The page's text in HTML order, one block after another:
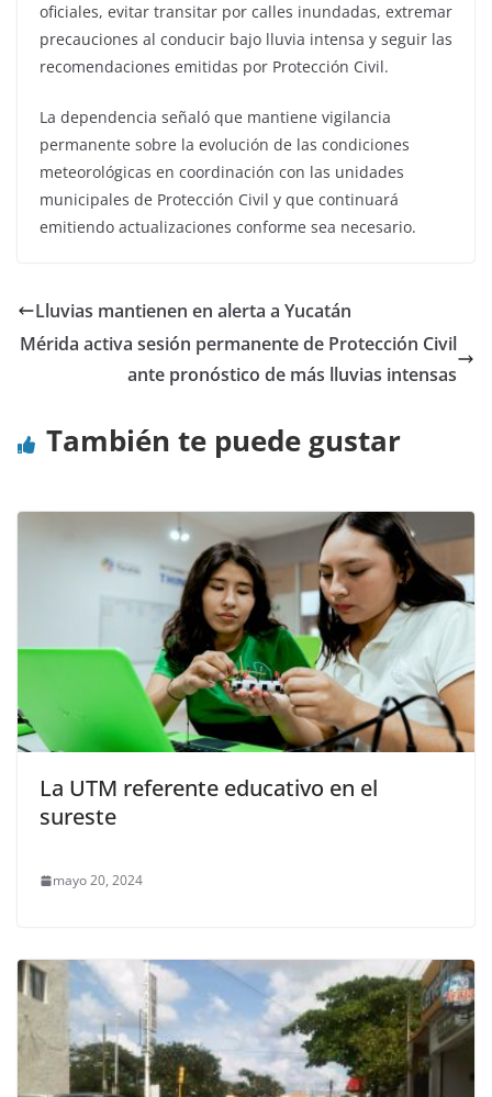
oficiales, evitar transitar por calles inundadas, extremar
precauciones al conducir bajo lluvia intensa y seguir las
recomendaciones emitidas por Protección Civil.
La dependencia señaló que mantiene vigilancia
permanente sobre la evolución de las condiciones
meteorológicas en coordinación con las unidades
municipales de Protección Civil y que continuará
emitiendo actualizaciones conforme sea necesario.
Lluvias mantienen en alerta a Yucatán
Mérida activa sesión permanente de Protección Civil
ante pronóstico de más lluvias intensas
También te puede gustar
La UTM referente educativo en el
sureste
mayo 20, 2024